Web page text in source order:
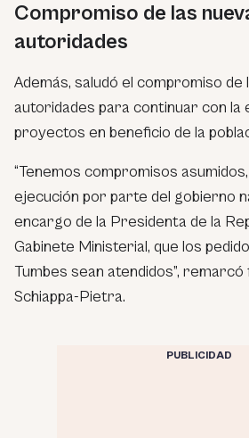
Compromiso de las
autoridades
Además, saludó el compromiso de
autoridades para continuar con la
proyectos en beneficio de la
“Tenemos compromisos
ejecución por parte del gobierno
encargo de la Presidenta de la
Gabinete Ministerial, que los
Tumbes sean atendidos”, remarcó
Schiappa-Pietra.
PUBLICIDAD